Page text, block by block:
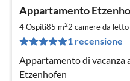
Appartamento
4 Ospiti85 m22 camere da letto
1 recensione
Appartamento di
Etzenhofen